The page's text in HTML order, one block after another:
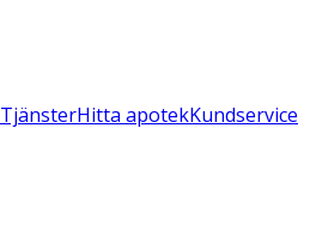
TjänsterHitta apotekKundservice